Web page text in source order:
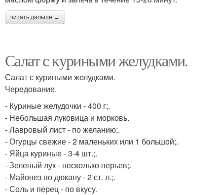
читать дальше →
Салат с куриными желудками.
Салат с куриными желудками.
Чередование.
- Куриные желудочки - 400 г;.
- Небольшая луковица и морковь.
- Лавровый лист - по желанию;.
- Огурцы свежие - 2 маленьких или 1 большой;.
- Яйца куриные - 3-4 шт.;.
- Зеленый лук - несколько перьев;.
- Майонез по дюкану - 2 ст. л.;.
- Соль и перец - по вкусу.